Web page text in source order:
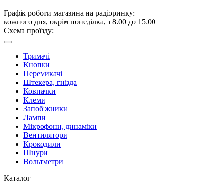
Графік роботи магазина на радіоринку:
кожного дня, окрім понеділка, з 8:00 до 15:00
Схема проїзду:
Тримачі
Кнопки
Перемикачі
Штекера, гнізда
Ковпачки
Клеми
Запобіжники
Лампи
Мікрофони, динаміки
Вентилятори
Крокодили
Шнури
Вольтметри
Каталог